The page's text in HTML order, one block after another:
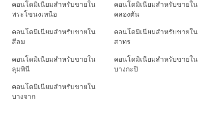
คอนโดมิเนียมสำหรับขายใน
พระโขนงเหนือ
คอนโดมิเนียมสำหรับขายใน
คลองตัน
คอนโดมิเนียมสำหรับขายใน
สีลม
คอนโดมิเนียมสำหรับขายใน
สาทร
คอนโดมิเนียมสำหรับขายใน
ลุมพินี
คอนโดมิเนียมสำหรับขายใน
บางกะปิ
คอนโดมิเนียมสำหรับขายใน
บางจาก